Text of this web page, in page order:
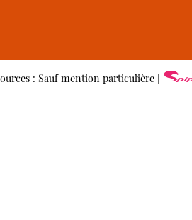
: Sauf mention particulière |